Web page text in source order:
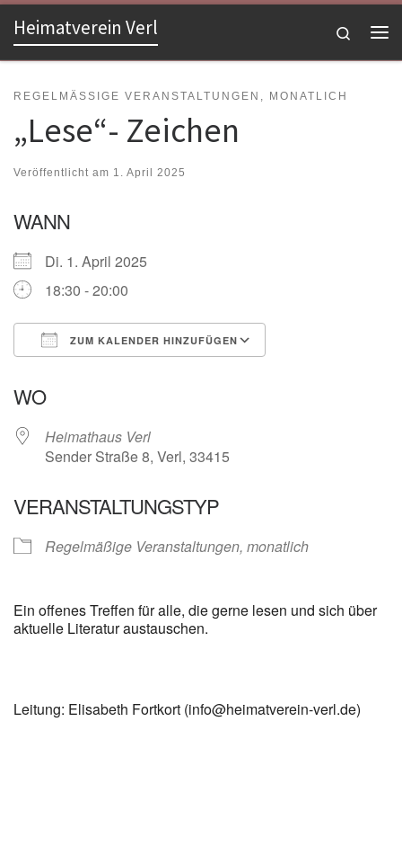
Zum Inhalt springen
Heimatverein Verl
Search
REGELMÄSSIGE VERANSTALTUNGEN, MONATLICH
„Lese“- Zeichen
Veröffentlicht am 1. April 2025
WANN
Di. 1. April 2025
18:30 - 20:00
ZUM KALENDER HINZUFÜGEN
WO
Heimathaus Verl
Sender Straße 8, Verl, 33415
VERANSTALTUNGSTYP
Regelmäßige Veranstaltungen, monatlich
Ein offenes Treffen für alle, die gerne lesen und sich über
aktuelle Literatur austauschen.
Leitung: Elisabeth Fortkort (info@heimatverein-verl.de)